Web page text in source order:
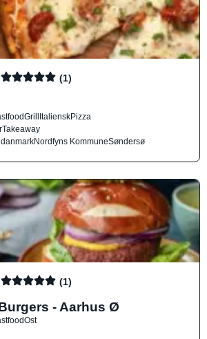
(1)
GrillItalienskPizza
Takeaway
Nordfyns KommuneSøndersø
(1)
- Aarhus Ø
Ost